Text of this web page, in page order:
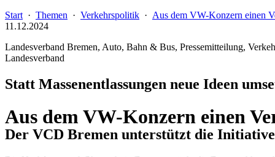
Start · Themen · Verkehrspolitik · Aus dem VW-Konzern einen
11.12.2024
Landesverband Bremen, Auto, Bahn & Bus, Pressemitteilung,
Landesverband
Statt Massenentlassungen neue Ideen
Aus dem VW-Konzern einen
Der VCD Bremen unterstützt die